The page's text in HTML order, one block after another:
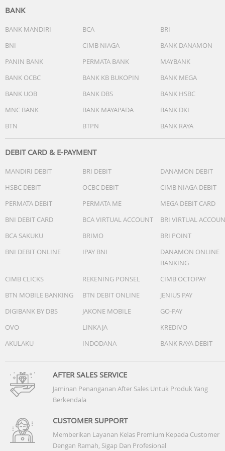
BANK
BANK MANDIRI BCA
BRI
BNI
CIMB NIAGA
BANK DANAMON
PANIN BANK
PERMATA BANK
MAYBANK
BANK OCBC
BANK KB BUKOPIN
BANK MEGA
BANK UOB
BANK DBS
BANK HSBC
MNC BANK
BANK MAYAPADA
BANK DKI
BTN
BTPN BANK RAYA
DEBIT CARD & E-PAYMENT
MANDIRI DEBIT BRI DEBIT
DANAMON DEBIT
HSBC DEBIT
OCBC DEBIT
CIMB NIAGA DEBIT
PERMATA DEBIT
PERMATA ME
MEGA DEBIT CARD
BNI DEBIT CARD
BCA VIRTUAL ACCOUNT
BRI VIRTUAL
BCA SAKUKU
BRIMO
BRI POINT
BNI DEBIT ONLINE
IPAY BNI
DANAMON ONLINE
BANKING
CIMB CLICKS
REKENING PONSEL
CIMB OCTOPAY
BTN MOBILE BANKING
BTN DEBIT ONLINE
JENIUS PAY
DIGIBANK BY DBS
JAKONE MOBILE
GO-PAY
OVO
LINKAJA
KREDIVO
AKULAKU
INDODANA BANK RAYA DEBIT
AFTER SALES SERVICE
Jaminan Penanganan After Sales Untuk Produk Yang
Berkendala
CUSTOMER SUPPORT
Memberikan Layanan Kelas Premium Kepada Customer
Dengan Ramah, Sigap Dan Profesional